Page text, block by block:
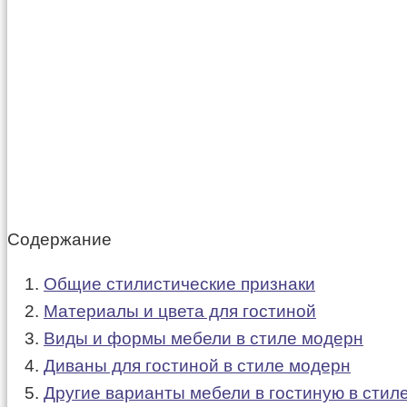
Содержание
Общие стилистические признаки
Материалы и цвета для гостиной
Виды и формы мебели в стиле модерн
Диваны для гостиной в стиле модерн
Другие варианты мебели в гостиную в